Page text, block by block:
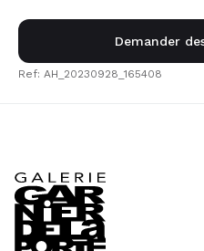
Demander
Ref: AH_20230928_165408